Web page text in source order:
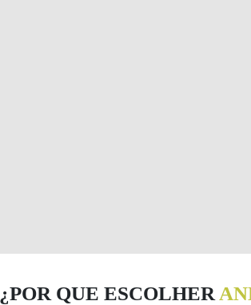
¿POR QUE ESCOLHER